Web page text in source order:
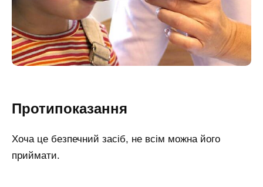
Протипоказання
Хоча це безпечний засіб, не всім можна його
приймати.